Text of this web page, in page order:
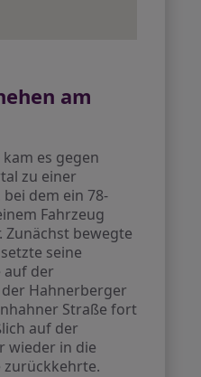
am
es gegen
zu einer
dem ein 78-
Fahrzeug
Zunächst bewegte
seine
auf der
Hahnerberger
Straße fort
auf der
wieder in die
zurückkehrte.